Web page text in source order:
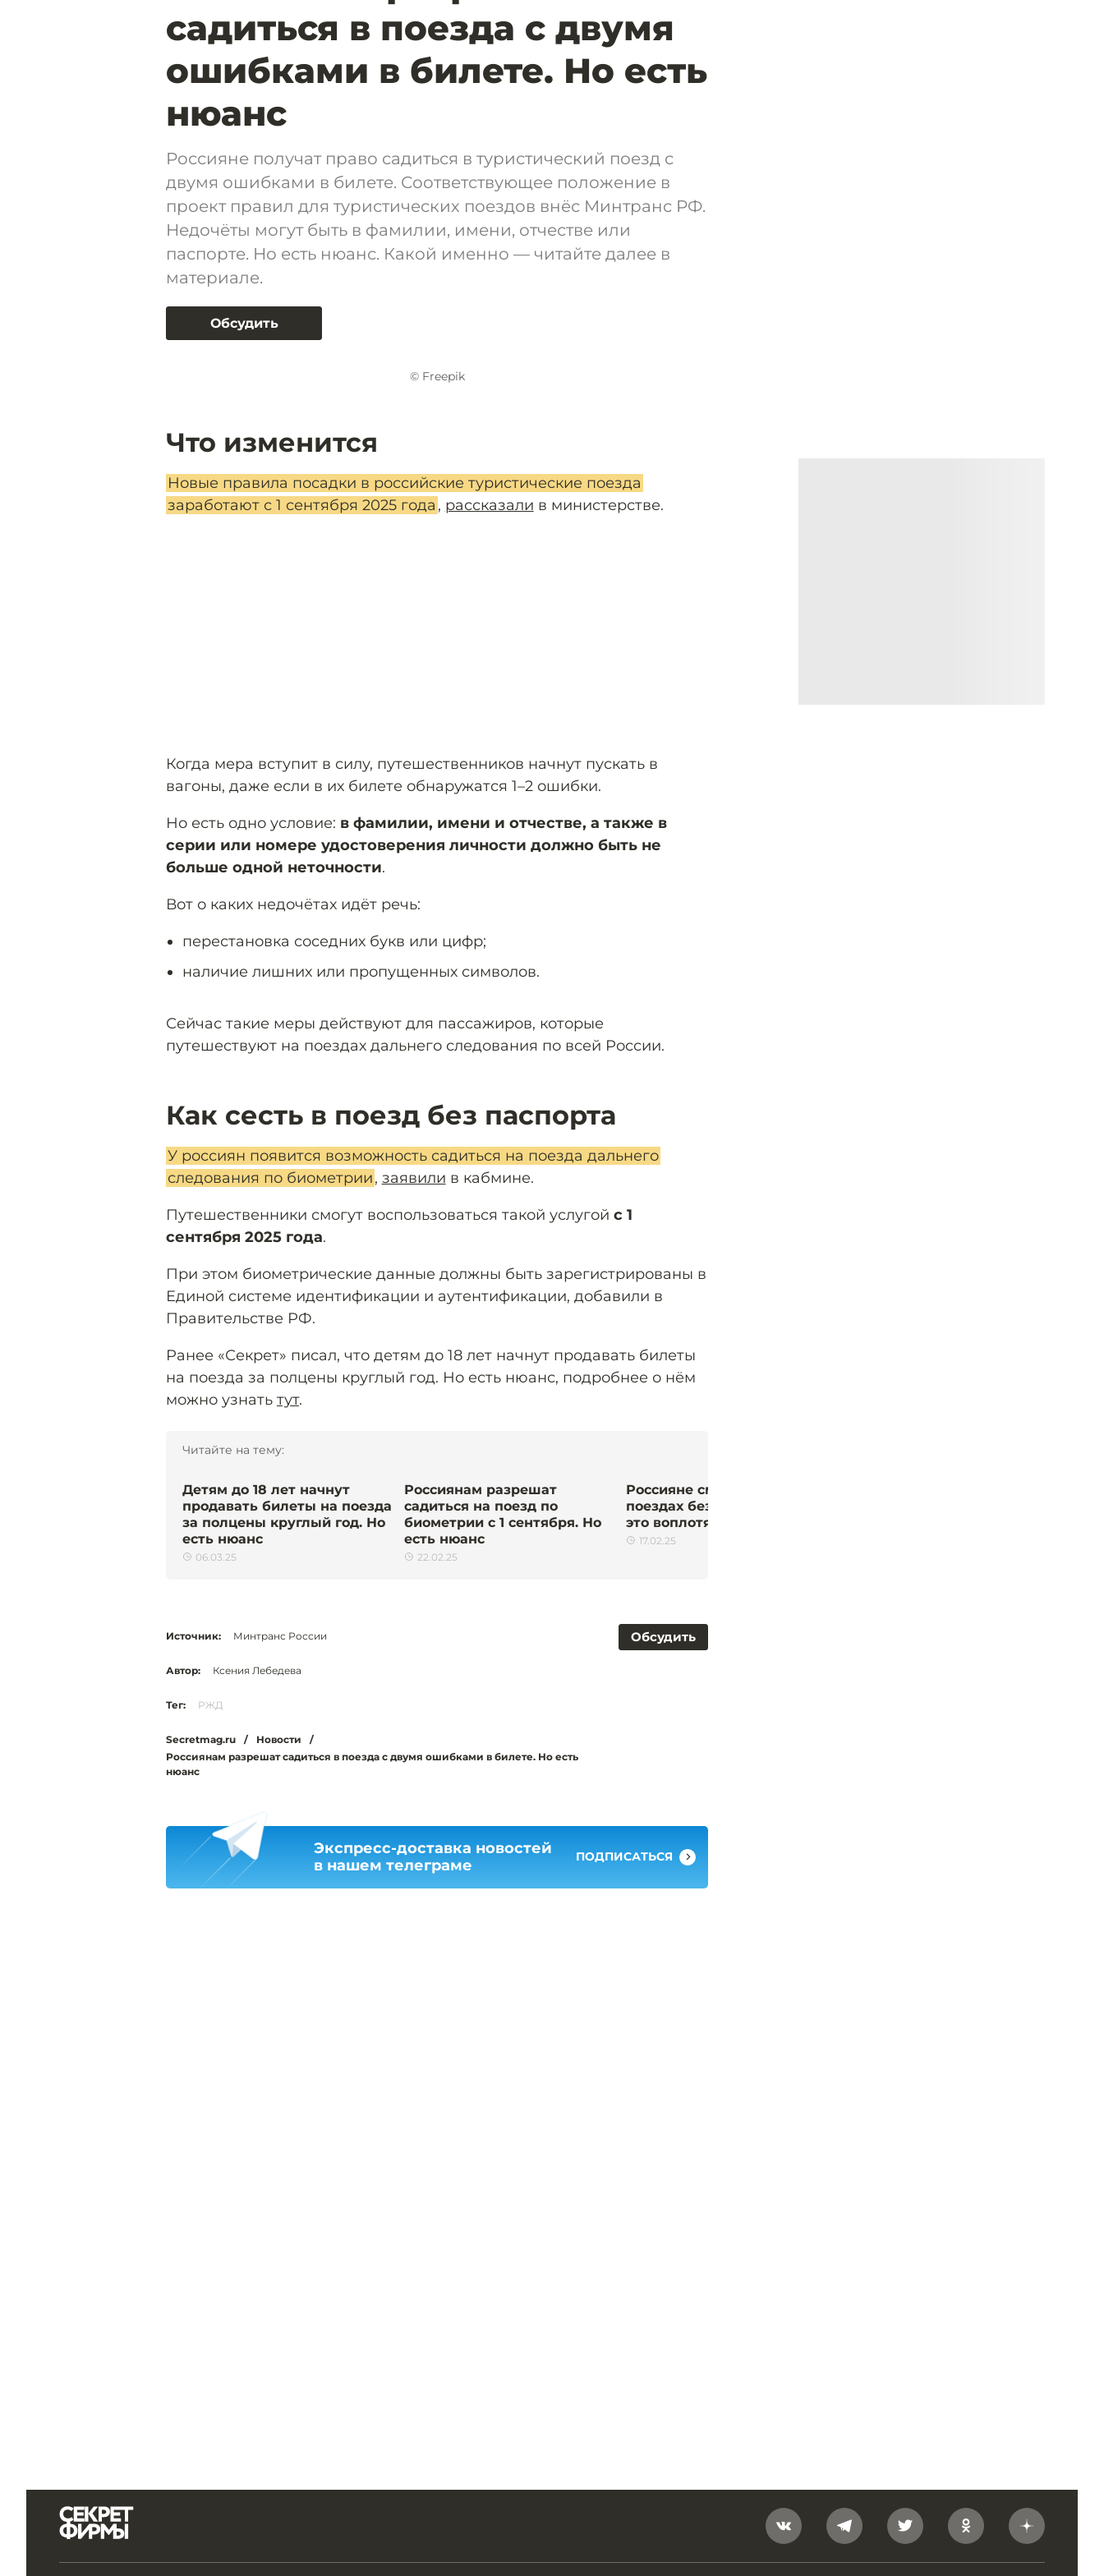
садиться в поезда с двумя
ошибками в билете. Но есть
нюанс
Россияне получат право садиться в туристический поезд с
двумя ошибками в билете. Соответствующее положение в
проект правил для туристических поездов внёс Минтранс РФ.
Недочёты могут быть в фамилии, имени, отчестве или
паспорте. Но есть нюанс. Какой именно — читайте далее в
материале.
Обсудить
© Freepik
Что изменится
Новые правила посадки в российские туристические поезда
заработают с 1 сентября 2025 года , рассказали в министерстве.
Когда мера вступит в силу, путешественников начнут пускать в
вагоны, даже если в их билете обнаружатся 1–2 ошибки.
Но есть одно условие: в фамилии, имени и отчестве, а также в
серии или номере удостоверения личности должно быть не
больше одной неточности.
Вот о каких недочётах идёт речь:
перестановка соседних букв или цифр;
наличие лишних или пропущенных символов.
Сейчас такие меры действуют для пассажиров, которые
путешествуют на поездах дальнего следования по всей России.
Как сесть в поезд без паспорта
У россиян появится возможность садиться на поезда дальнего
следования по биометрии, заявили в кабмине.
Путешественники смогут воспользоваться такой услугой с 1
сентября 2025 года.
При этом биометрические данные должны быть зарегистрированы в
Единой системе идентификации и аутентификации, добавили в
Правительстве РФ.
Ранее «Секрет» писал, что детям до 18 лет начнут продавать билеты
на поезда за полцены круглый год. Но есть нюанс, подробнее о нём
можно узнать тут.
Читайте на тему:
Детям до 18 лет начнут
продавать билеты на поезда
за полцены круглый год. Но
есть нюанс
06.03.25
Россиянам разрешат
садиться на поезд по
биометрии с 1 сентября. Но
есть нюанс
22.02.25
Россияне смогут ездить на
поездах без паспорта. Как
это воплотят в жизнь
17.02.25
Обсудить
Источник: Минтранс России
Автор: Ксения Лебедева
Тег: РЖД
Secretmag.ru / Новости
/
Россиянам разрешат садиться в поезда с двумя ошибками в билете. Но есть
нюанс
Экспресс-доставка новостей
в нашем телеграме
ПОДПИСАТЬСЯ